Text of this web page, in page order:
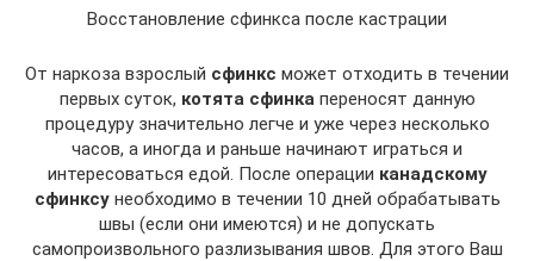
Восстановление сфинкса после кастрации
От наркоза взрослый сфинкс может отходить в течении
первых суток, котята сфинка переносят данную
процедуру значительно легче и уже через несколько
часов, а иногда и раньше начинают играться и
интересоваться едой. После операции канадскому
сфинксунеобходимо в течении 10 дней обрабатывать
швы (если они имеются) и не допускать
самопроизвольного разлизывания швов. Для этого Ваш